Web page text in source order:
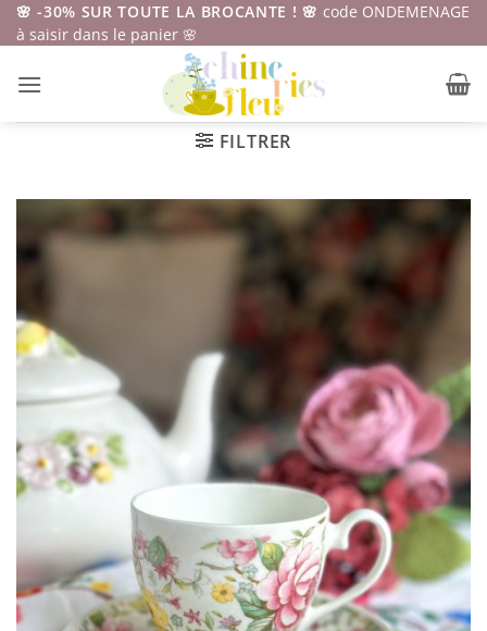
Passer
au
🌸 -30% SUR TOUTE LA BROCANTE ! 🌸 code ONDEMENAGE
à saisir dans le panier 🌸
FILTRER